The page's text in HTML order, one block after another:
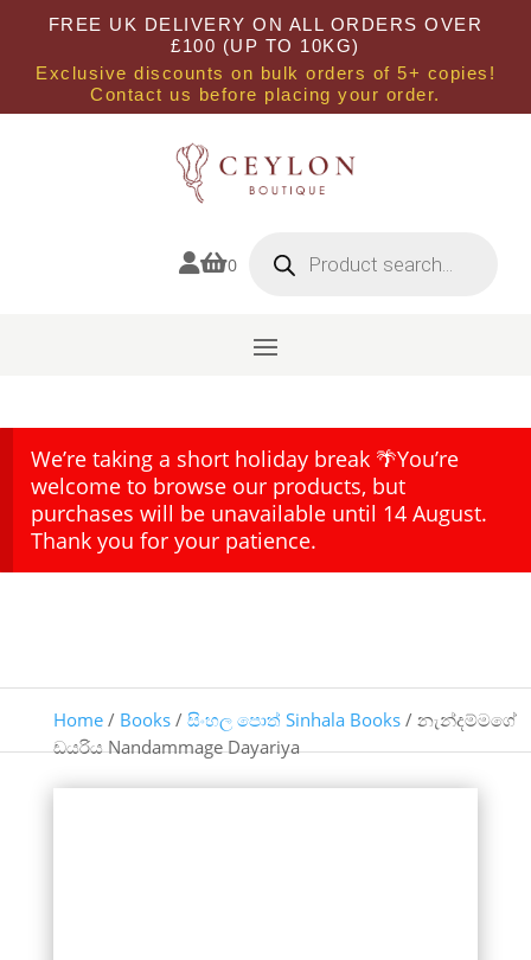
FREE UK DELIVERY ON ALL ORDERS OVER
£100 (UP TO 10KG)
Exclusive discounts on bulk orders of 5+ copies!
Contact us before placing your order.
0 search
We’re taking a short holiday break 🌴You’re
welcome to browse our products, but
purchases will be unavailable until 14 August.
Thank you for your patience.
Home/ Books/ සිංහල පොත් Sinhala Books/ නැන්දම්මගේ
ඩයරිය Nandammage Dayariya